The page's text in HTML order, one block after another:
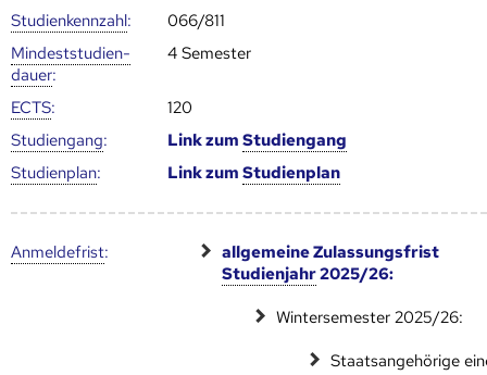
Studien­kenn­zahl:
066/811
Mindest­studien­
dauer:
4 Semester
ECTS:
120
Studien­gang: Link zumStudien­gang
Studien­plan: Link zumStudien­plan
Anmelde­frist:
allgemeine Zulassungsfrist
Studienjahr2025/26:
Wintersemester 2025/26:
Staatsangehörige